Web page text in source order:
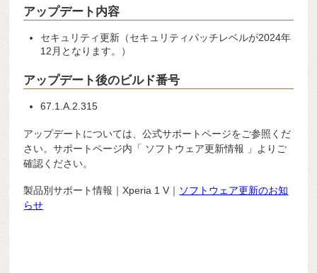
アップデート内容
セキュリティ更新（セキュリティパッチレベルが2024年
12月となります。）
アップデート後のビルド番号
67.1.A.2.315
アップデートについては、公式サポートページをご参照くだ
さい。サポートページ内「 ソフトウェア更新情報 」よりご
確認ください。
製品別サポート情報｜Xperia 1 V｜ ソフトウェア更新のお知
らせ